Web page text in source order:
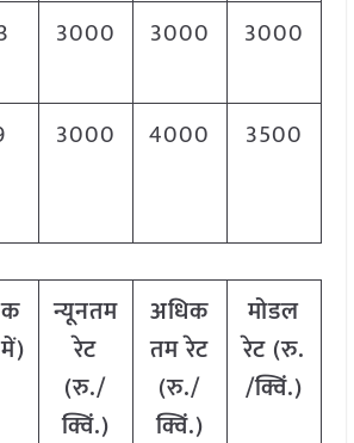
3000 3000 3000
3000 4000 3500
न्यूनतम
रेट
(रु./
क्विं.)
अधिक
तम रेट
(रु./
क्विं.)
मोडल
रेट (रु.
/क्विं.)